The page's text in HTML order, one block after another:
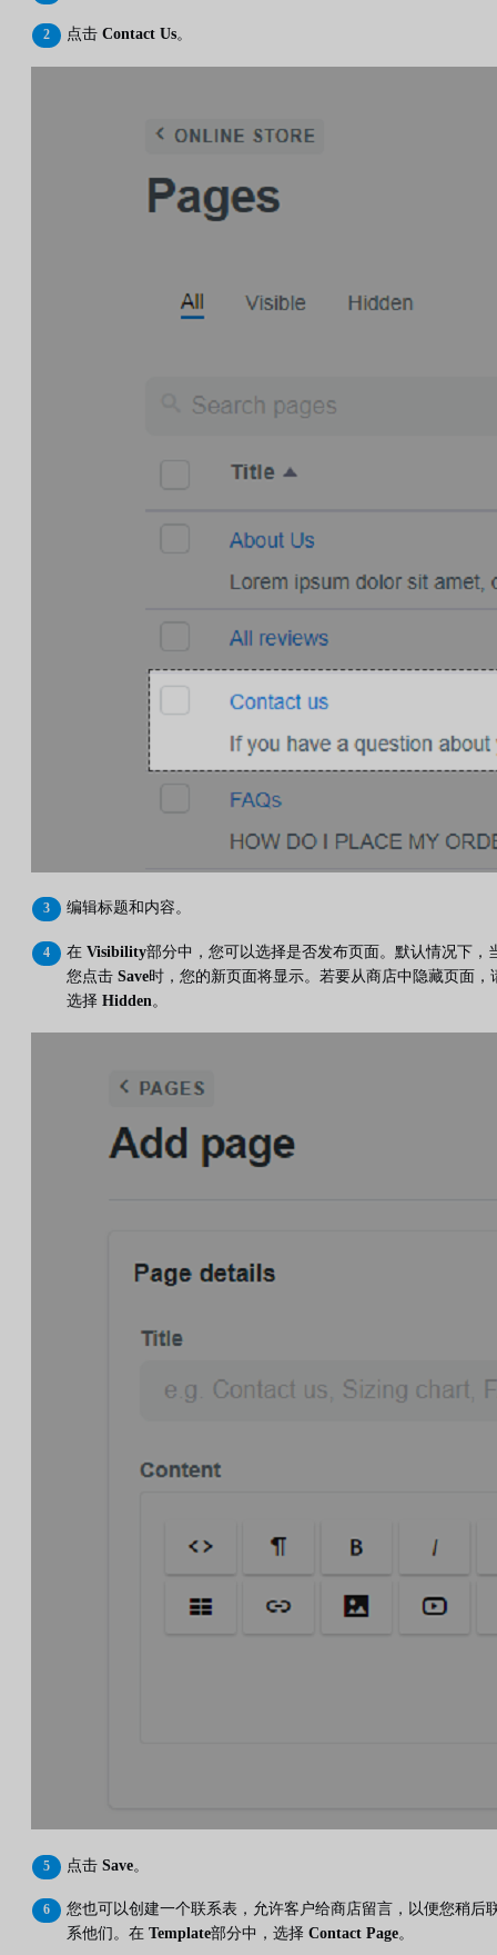
点击 Contact Us。
编辑标题和内容。
在 Visibility部分中，您可以选择是否发布页面。默认情况下，
您点击 Save时，您的新页面将显示。若要从商店中隐藏页面，
选择 Hidden 。
点击 Save。
您也可以创建一个联系表，允许客户给商店留言，以便您稍后
系他们。在 Template部分中，选择 Contact Page。